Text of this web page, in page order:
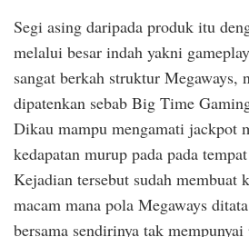
Segi asing daripada produk itu
melalui besar indah yakni
sangat berkah struktur Megaways,
dipatenkan sebab Big Time
Dikau mampu mengamati jackpot
kedapatan murup pada pada
Kejadian tersebut sudah membuat
macam mana pola Megaways
bersama sendirinya tak